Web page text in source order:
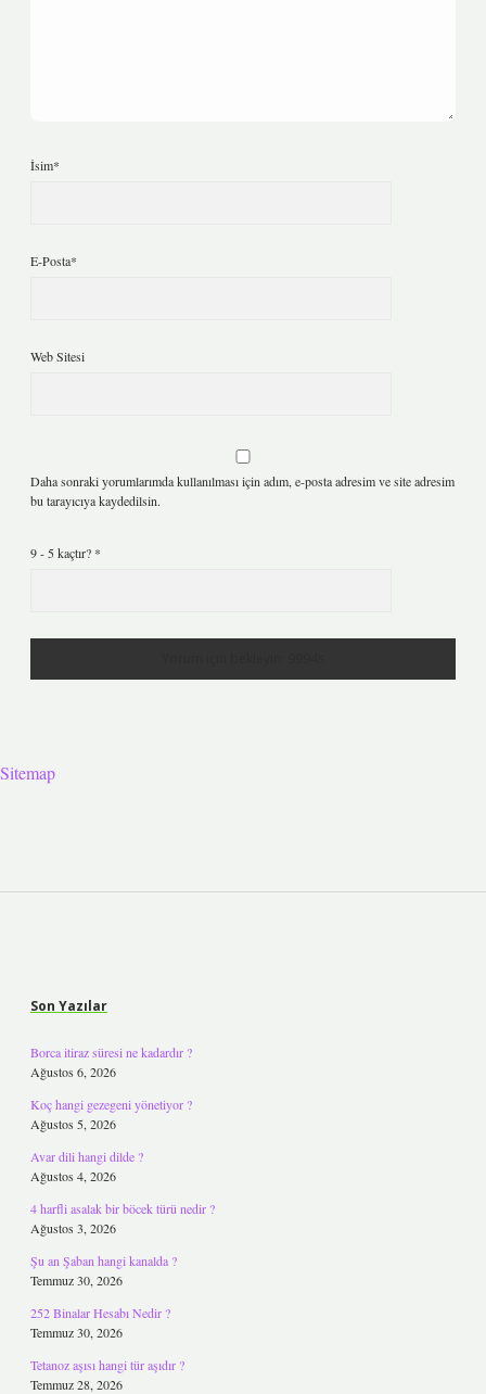
İsim*
E-Posta*
Web Sitesi
Daha sonraki yorumlarımda kullanılması için adım, e-posta adresim ve site adresim
bu tarayıcıya kaydedilsin.
9 - 5 kaçtır? *
Sitemap
Son Yazılar
Borca itiraz süresi ne kadardır ?
Ağustos 6, 2026
Koç hangi gezegeni yönetiyor ?
Ağustos 5, 2026
Avar dili hangi dilde ?
Ağustos 4, 2026
4 harfli asalak bir böcek türü nedir ?
Ağustos 3, 2026
Şu an Şaban hangi kanalda ?
Temmuz 30, 2026
252 Binalar Hesabı Nedir ?
Temmuz 30, 2026
Tetanoz aşısı hangi tür aşıdır ?
Temmuz 28, 2026